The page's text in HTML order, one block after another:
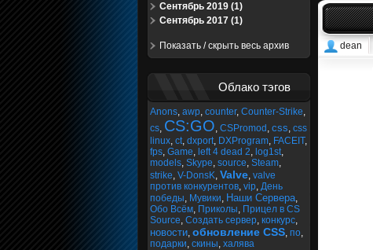
Сентябрь 2019 (1)
Сентябрь 2017 (1)
Показать / скрыть весь архив
Облако тэгов
Anons, awp, counter, Counter-Strike,
cs, CS:GO, CSPromod , css, css
linux, ct, dxport, DXProgram, FACEIT,
fps, Game, left 4 dead 2, log1st,
models, Skype, source, Steam,
strike, V-DonsK, Valve, valve
против конкурентов, vip, День
победы, Мувики, Наши Сервера,
Обо Всём, Приколы, Прицел в CS
Source, Создать сервер, конкурс,
новости, обновление CSS, по,
подарки, скины, халява
dean